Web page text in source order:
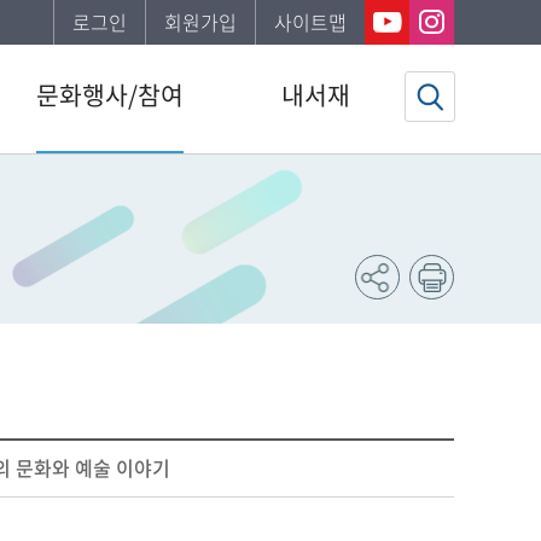
로그인 회원가입 사이트맵
문화행사/참여
문화행사
공지사항
자주하는질문
신청서비스안내
동네서점에 보물있다
내서재
기본정보
도서이용정보
관심자료목록
희망도서신청조회
문화행사신청조회
화와 예술 이야기